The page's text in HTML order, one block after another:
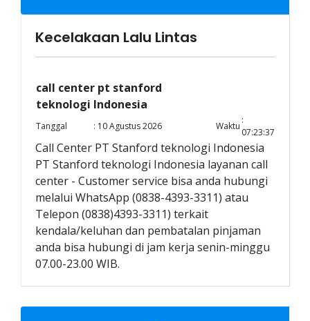
Kecelakaan Lalu Lintas
call center pt stanford
teknologi Indonesia
Tanggal : 10 Agustus 2026 Waktu
:
07:23:37
Call Center PT Stanford teknologi Indonesia
PT Stanford teknologi Indonesia layanan call
center - Customer service bisa anda hubungi
melalui WhatsApp (0838-4393-3311) atau
Telepon (0838)4393-3311) terkait
kendala/keluhan dan pembatalan pinjaman
anda bisa hubungi di jam kerja senin-minggu
07.00-23.00 WIB.